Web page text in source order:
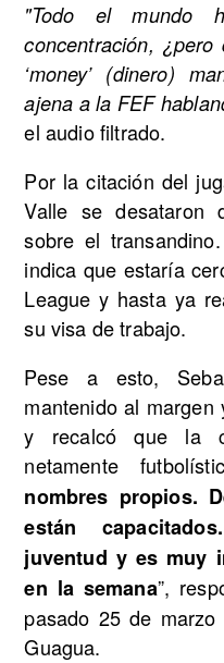
"Todo el mundo
concentración,
‘money’ (dinero)
ajena a la FEF
el audio filtrado.
Por la citación del
Valle se desataron
sobre el
indica que estaría
League y hasta ya
su visa de trabajo.
Pese a esto,
mantenido al
y recalcó que la
netamente
nombres propios.
están
juventud y es muy
en la semana”,
pasado 25 de
Guagua.